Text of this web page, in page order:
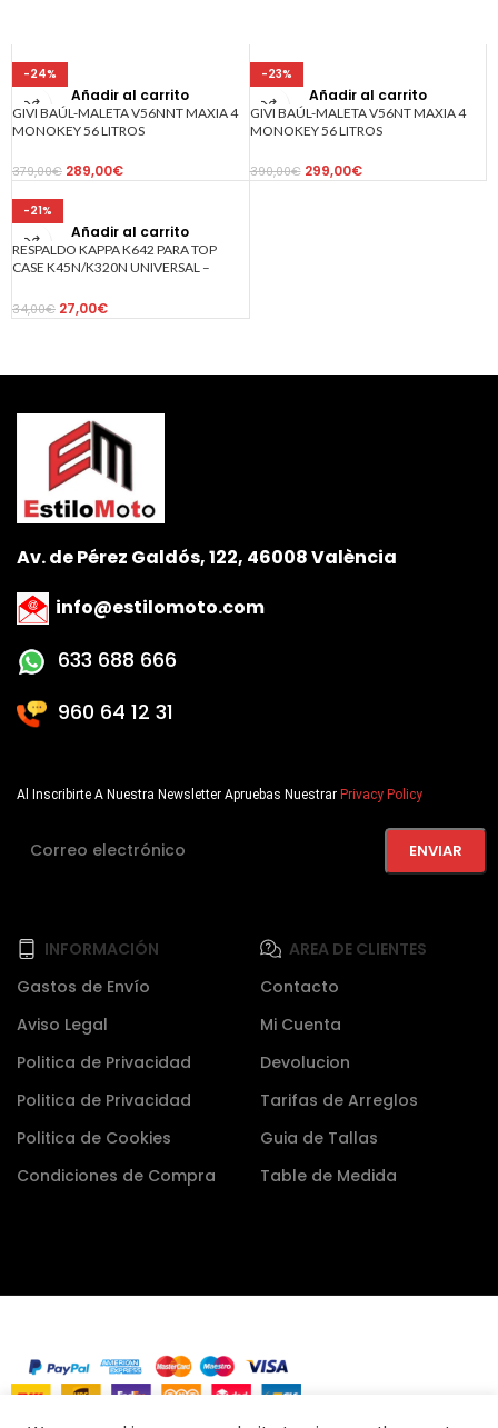
-24%
Añadir al carrito
GIVI BAÚL-MALETA V56NNT MAXIA 4
MONOKEY 56 LITROS
379,00€ 289,00€
-23%
Añadir al carrito
GIVI BAÚL-MALETA V56NT MAXIA 4
MONOKEY 56 LITROS
390,00€ 299,00€
-21%
Añadir al carrito
RESPALDO KAPPA K642 PARA TOP
CASE K45N/K320N UNIVERSAL –
34,00€ 27,00€
AREA DE CLIENTES
Contacto
Mi Cuenta
Devolucion
Tarifas de Arreglos
Guia de Tallas
Table de Medida
INFORMACIÓN
Gastos de Envío
Aviso Legal
Politica de Privacidad
Politica de Privacidad
Politica de Cookies
Condiciones de Compra
Al Inscribirte A Nuestra Newsletter Apruebas Nuestrar Privacy Policy
Av. de Pérez Galdós, 122, 46008 València
info@estilomoto.com
633 688 666
960 64 12 31